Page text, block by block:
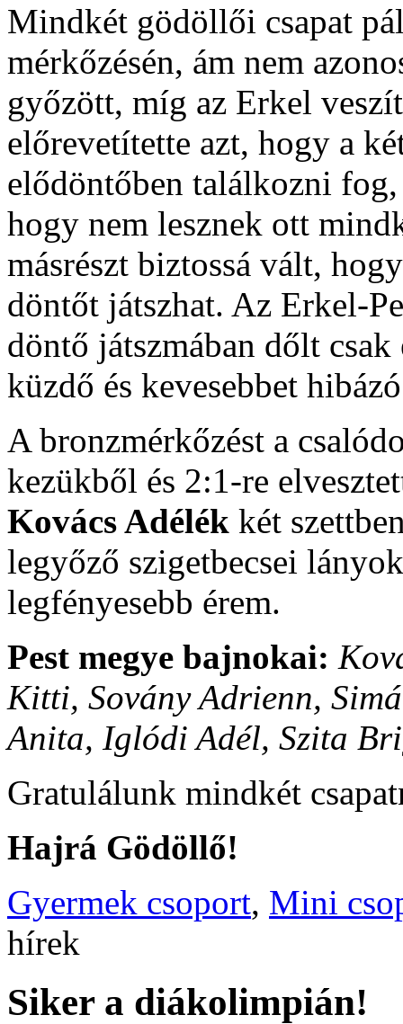
Mindkét gödöllői csapat
mérkőzésén, ám nem
győzött, míg az Erkel
előrevetítette azt, hogy a
elődöntőben találkozni
hogy nem lesznek ott
másrészt biztossá vált,
döntőt játszhat. Az Erkel-
döntő játszmában dőlt
küzdő és kevesebbet
A bronzmérkőzést a
kezükből és 2:1-re
Kovács Adélék két
legyőző szigetbecsei
legfényesebb érem.
Pest megye bajnokai:
Kitti, Sovány Adrienn,
Anita, Iglódi Adél, Szita
Gratulálunk mindkét
Hajrá Gödöllő!
Gyermek csoport, Mini
hírek
Siker a diákolimpián!